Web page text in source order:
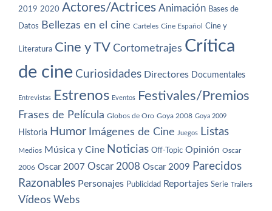
2019 2020 Actores/Actrices Animación Bases de
Datos Bellezas en el cine Carteles Cine Español Cine y
Literatura Cine y TV Cortometrajes Crítica
de cine Curiosidades Directores Documentales
Entrevistas Estrenos Eventos Festivales/Premios
Frases de Película Globos de Oro Goya 2008 Goya 2009
Historia Humor Imágenes de Cine Juegos Listas
Medios Música y Cine Noticias Off-Topic Opinión Oscar
2006 Oscar 2007 Oscar 2008 Oscar 2009 Parecidos
Razonables Personajes Publicidad Reportajes Serie Trailers
Vídeos Webs